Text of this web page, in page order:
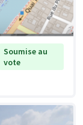
Soumise au
vote